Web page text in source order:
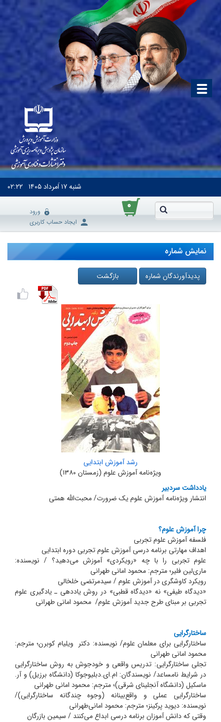
شنبه۱۷ اَمرداد ۱۴۰۵ ۰۲:۲۲
۰
ورود
ایجاد حساب کاربری
نمایش شماره
پدیدآورندگان شماره بازگشت
رشد آموزش ابتدایی
ویژه‌نامه آموزش علوم (زمستان ۱۳۸۰)
یادداشت سردبیر
انتشار ویژه‌نامه آموزش علوم یک ضرورت/ محبت‌الله همتی
چرا آموزش علوم؟
فلسفه آموزش علوم تجربی
اهداف مهارتی برنامه درسی آموزش علوم تجربی دوره ابتدایی
علوم تجربی را با چه «رویکردی» آموزش می‌دهید؟ / نویسنده:
ماری‌لین فلیر؛ مترجم: محمود امانی طهرانی
رویکرد کاوشگری در آموزش علوم / سیدمرتضی خلخالی
«دیدگاه طیفی» نه «دیدگاه قطبی» در روش یاددهی ـ یادگیری علوم
تجربی بر مبنای طرح جدید آموزش علوم/ محمود امانی طهرانی
ساختارگرایی
ساختارگرایی برای معلمان علوم/ نویسنده: دکتر ویلیام کوبرن؛ مترجم:
محمود امانی طهرانی
تجلی ساختارگرایی: تدریس واقعی و خودجوش به روش ساختارگرایی
در شرایط نامساعد/ نویسندگان: ام.ای.دبلیوجوکا (دانشگاه برزیل) و آر.
ماسکیل (دانشگاه آنجلینای شرقی)؛ مترجم: محمود امانی طهرانی
ساختارگرایی عملی و واقع‌بینانه (وجوه چندگانه ساختارگرایی)/
نویسنده: دیوید پرکینز؛ مترجم: محمود امانی‌طهرانی
وقتی که دانش آموزان برنامه درسی ابداع می‌کنند / سیمین بازرگان